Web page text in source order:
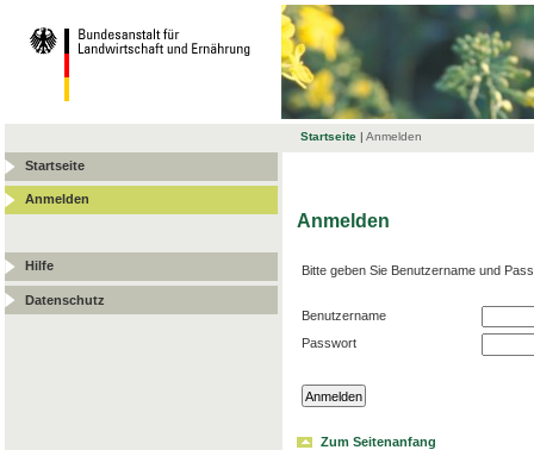
Startseite | Anmelden
Startseite
Anmelden
Hilfe
Datenschutz
Anmelden
Bitte geben Sie Benutzername und
Benutzername
Passwort
Zum Seitenanfang